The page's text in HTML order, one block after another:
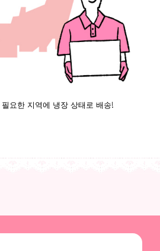
요한 지역에 냉장 상태로 배송!